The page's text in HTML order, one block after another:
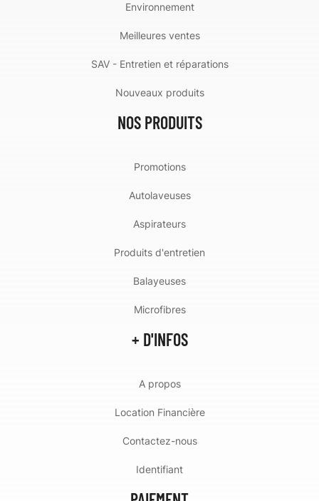
Environnement
Meilleures ventes
SAV - Entretien et réparations
Nouveaux produits
NOS PRODUITS
Promotions
Autolaveuses
Aspirateurs
Produits d'entretien
Balayeuses
Microfibres
+ D'INFOS
A propos
Location Financière
Contactez-nous
Identifiant